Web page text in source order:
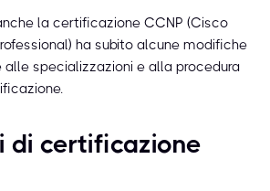
la certificazione CCNP (Cisco
ha subito alcune modifiche
specializzazioni e alla procedura
di certificazione